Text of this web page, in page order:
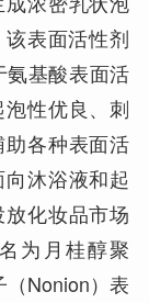
该表面活性剂
氨基酸表面活
性优良、刺
各种表面活
沐浴液和起
化妆品市场
为月桂醇聚
Nonion）表